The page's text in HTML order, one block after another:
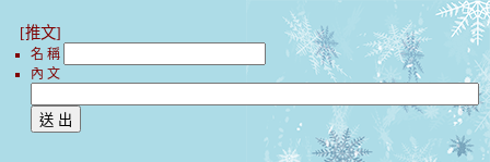
[推文]
名 稱
內 文